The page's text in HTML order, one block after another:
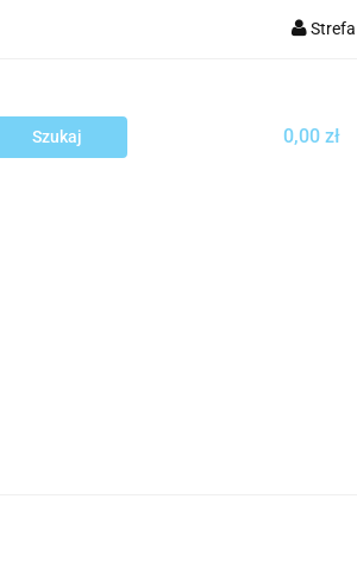
Dodaj
0,00 zł